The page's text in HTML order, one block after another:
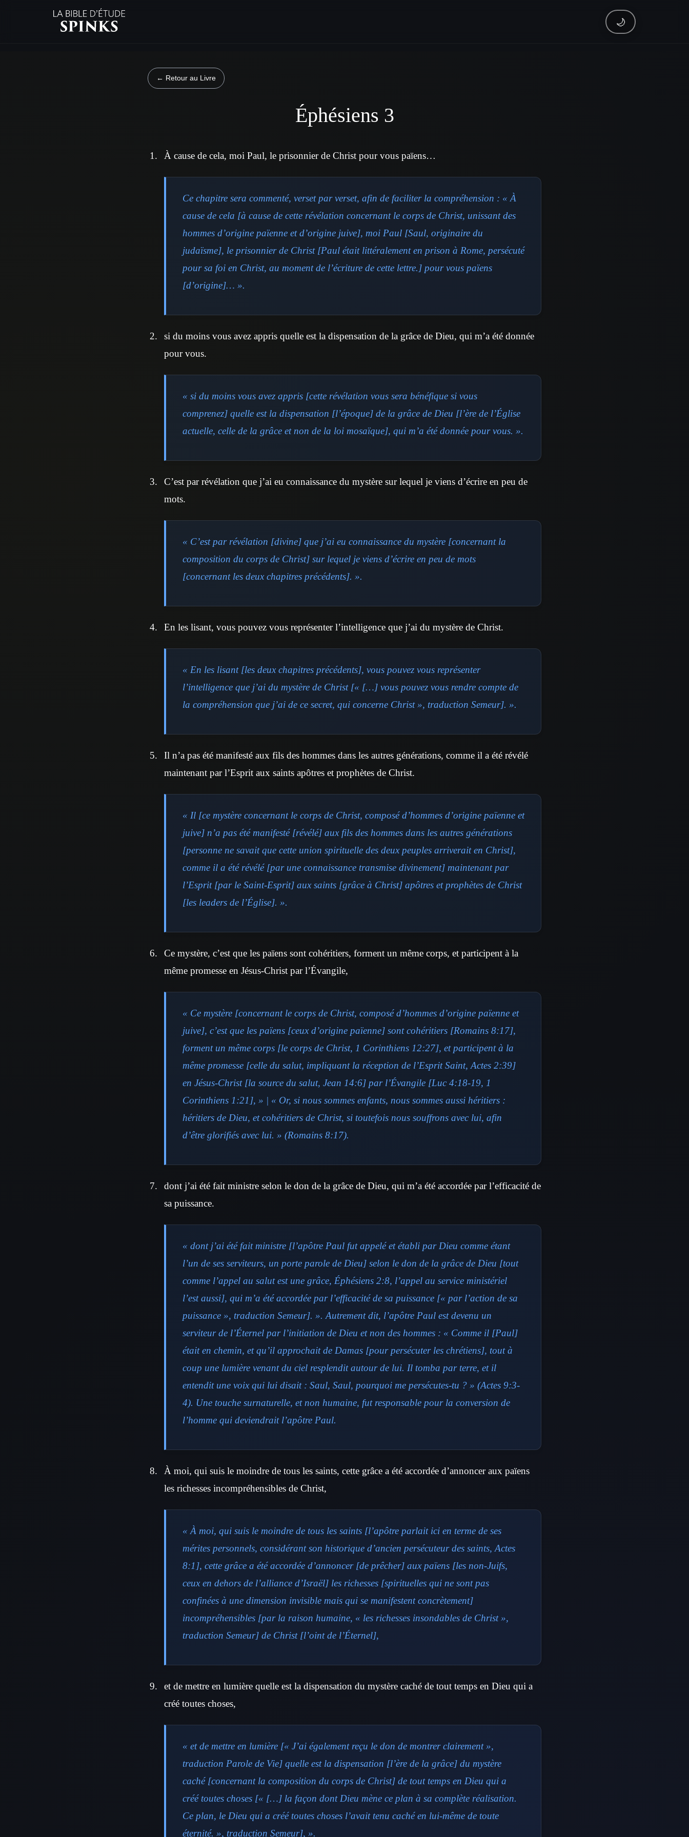
🌙
← Retour au Livre
Éphésiens 3
À cause de cela, moi Paul, le prisonnier de Christ pour vous païens…
Ce chapitre sera commenté, verset par verset, afin de faciliter la compréhension : « À
cause de cela [à cause de cette révélation concernant le corps de Christ, unissant des
hommes d’origine païenne et d’origine juive], moi Paul [Saul, originaire du
judaïsme], le prisonnier de Christ [Paul était littéralement en prison à Rome, persécuté
pour sa foi en Christ, au moment de l’écriture de cette lettre.] pour vous païens
[d’origine]… ».
si du moins vous avez appris quelle est la dispensation de la grâce de Dieu, qui m’a été donnée
pour vous.
« si du moins vous avez appris [cette révélation vous sera bénéfique si vous
comprenez] quelle est la dispensation [l’époque] de la grâce de Dieu [l’ère de l’Église
actuelle, celle de la grâce et non de la loi mosaïque], qui m’a été donnée pour vous. ».
C’est par révélation que j’ai eu connaissance du mystère sur lequel je viens d’écrire en peu de
mots.
« C’est par révélation [divine] que j’ai eu connaissance du mystère [concernant la
composition du corps de Christ] sur lequel je viens d’écrire en peu de mots
[concernant les deux chapitres précédents]. ».
En les lisant, vous pouvez vous représenter l’intelligence que j’ai du mystère de Christ.
« En les lisant [les deux chapitres précédents], vous pouvez vous représenter
l’intelligence que j’ai du mystère de Christ [« […] vous pouvez vous rendre compte de
la compréhension que j’ai de ce secret, qui concerne Christ », traduction Semeur]. ».
Il n’a pas été manifesté aux fils des hommes dans les autres générations, comme il a été révélé
maintenant par l’Esprit aux saints apôtres et prophètes de Christ.
« Il [ce mystère concernant le corps de Christ, composé d’hommes d’origine païenne et
juive] n’a pas été manifesté [révélé] aux fils des hommes dans les autres générations
[personne ne savait que cette union spirituelle des deux peuples arriverait en Christ],
comme il a été révélé [par une connaissance transmise divinement] maintenant par
l’Esprit [par le Saint-Esprit] aux saints [grâce à Christ] apôtres et prophètes de Christ
[les leaders de l’Église]. ».
Ce mystère, c’est que les païens sont cohéritiers, forment un même corps, et participent à la
même promesse en Jésus-Christ par l’Évangile,
« Ce mystère [concernant le corps de Christ, composé d’hommes d’origine païenne et
juive], c’est que les païens [ceux d’origine païenne] sont cohéritiers [Romains 8:17],
forment un même corps [le corps de Christ, 1 Corinthiens 12:27], et participent à la
même promesse [celle du salut, impliquant la réception de l’Esprit Saint, Actes 2:39]
en Jésus-Christ [la source du salut, Jean 14:6] par l’Évangile [Luc 4:18-19, 1
Corinthiens 1:21], » | « Or, si nous sommes enfants, nous sommes aussi héritiers :
héritiers de Dieu, et cohéritiers de Christ, si toutefois nous souffrons avec lui, afin
d’être glorifiés avec lui. » (Romains 8:17).
dont j’ai été fait ministre selon le don de la grâce de Dieu, qui m’a été accordée par l’efficacité de
sa puissance.
« dont j’ai été fait ministre [l’apôtre Paul fut appelé et établi par Dieu comme étant
l’un de ses serviteurs, un porte parole de Dieu] selon le don de la grâce de Dieu [tout
comme l’appel au salut est une grâce, Éphésiens 2:8, l’appel au service ministériel
l’est aussi], qui m’a été accordée par l’efficacité de sa puissance [« par l’action de sa
puissance », traduction Semeur]. ». Autrement dit, l’apôtre Paul est devenu un
serviteur de l’Éternel par l’initiation de Dieu et non des hommes : « Comme il [Paul]
était en chemin, et qu’il approchait de Damas [pour persécuter les chrétiens], tout à
coup une lumière venant du ciel resplendit autour de lui. Il tomba par terre, et il
entendit une voix qui lui disait : Saul, Saul, pourquoi me persécutes-tu ? » (Actes 9:3-
4). Une touche surnaturelle, et non humaine, fut responsable pour la conversion de
l’homme qui deviendrait l’apôtre Paul.
À moi, qui suis le moindre de tous les saints, cette grâce a été accordée d’annoncer aux païens
les richesses incompréhensibles de Christ,
« À moi, qui suis le moindre de tous les saints [l’apôtre parlait ici en terme de ses
mérites personnels, considérant son historique d’ancien persécuteur des saints, Actes
8:1], cette grâce a été accordée d’annoncer [de prêcher] aux païens [les non-Juifs,
ceux en dehors de l’alliance d’Israël] les richesses [spirituelles qui ne sont pas
confinées à une dimension invisible mais qui se manifestent concrètement]
incompréhensibles [par la raison humaine, « les richesses insondables de Christ »,
traduction Semeur] de Christ [l’oint de l’Éternel],
et de mettre en lumière quelle est la dispensation du mystère caché de tout temps en Dieu qui a
créé toutes choses,
« et de mettre en lumière [« J’ai également reçu le don de montrer clairement »,
traduction Parole de Vie] quelle est la dispensation [l’ère de la grâce] du mystère
caché [concernant la composition du corps de Christ] de tout temps en Dieu qui a
créé toutes choses [« […] la façon dont Dieu mène ce plan à sa complète réalisation.
Ce plan, le Dieu qui a créé toutes choses l’avait tenu caché en lui-même de toute
éternité. », traduction Semeur], ».